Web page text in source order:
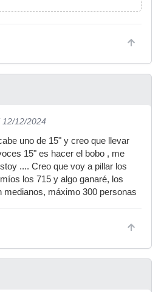
12/12/2024
uno de 15" y creo que llevar
15" es hacer el bobo , me
.... Creo que voy a pillar los
los 715 y algo ganaré, los
medianos, máximo 300 personas